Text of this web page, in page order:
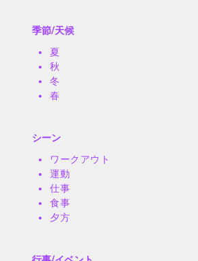
季節/天候
夏
秋
冬
春
シーン
ワークアウト
運動
仕事
食事
夕方